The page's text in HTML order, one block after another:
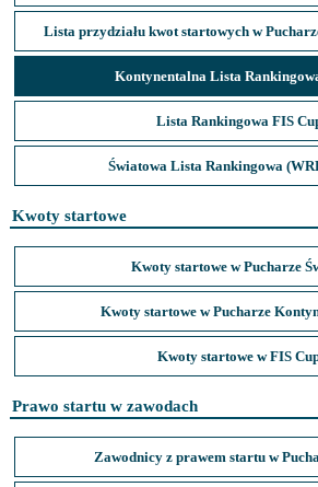
Lista przydziału kwot startowych w
Kontynentalna Lista
Lista Rankingowa FIS
Światowa Lista Rankingowa
Kwoty startowe
Kwoty startowe w Pucharze
Kwoty startowe w Pucharze
Kwoty startowe w FIS
Prawo startu w zawodach
Zawodnicy z prawem startu w